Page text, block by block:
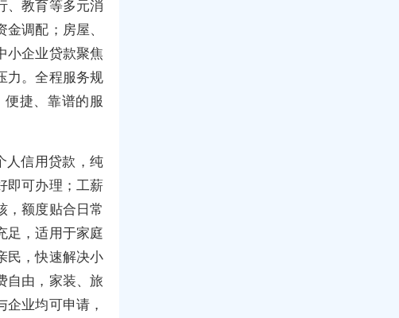
、教育等多元消
调配；房屋、
小企业贷款聚焦
力。全程服务规
捷、靠谱的服
人信用贷款，纯
即可办理；工薪
，额度贴合日常
足，适用于家庭
民，快速解决小
自由，家装、旅
业均可申请，